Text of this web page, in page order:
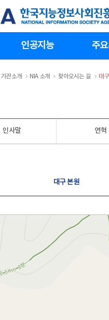
정보사회진흥원
인공지능 주
>
기관소개 >NIA 소개 >
찾아오시는 길 >
대
인사말 연혁
대구 본원